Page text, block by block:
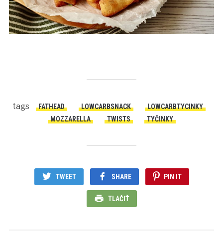
tags FATHEAD LOWCARBSNACK
LOWCARBTYCINKY
MOZZARELLA
TWISTS TYČINKY
TWEET SHARE PIN IT
TLAČIŤ